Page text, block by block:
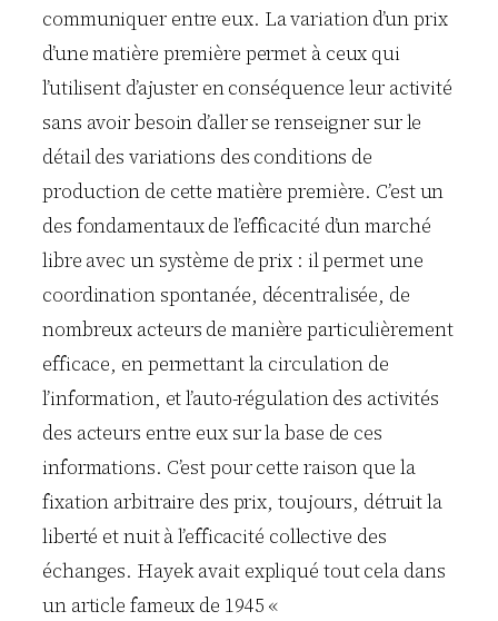
communiquer entre eux. La variation d’un prix
d’une matière première permet à ceux qui
l’utilisent d’ajuster en conséquence leur activité
sans avoir besoin d’aller se renseigner sur le
détail des variations des conditions de
production de cette matière première. C’est un
des fondamentaux de l’efficacité d’un marché
libre avec un système de prix : il permet une
coordination spontanée, décentralisée, de
nombreux acteurs de manière particulièrement
efficace, en permettant la circulation de
l’information, et l’auto-régulation des activités
des acteurs entre eux sur la base de ces
informations. C’est pour cette raison que la
fixation arbitraire des prix, toujours, détruit la
liberté et nuit à l’efficacité collective des
échanges. Hayek avait expliqué tout cela dans
un article fameux de 1945 «